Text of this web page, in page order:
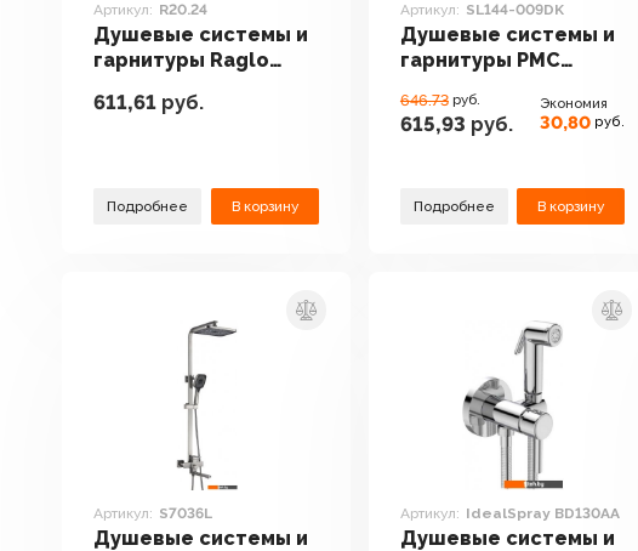
Артикул: R20.24
Душевые системы и
гарнитуры Raglo
611,61 руб.
Подробнее В корзину
Артикул: SL144-009DK
Душевые системы и
гарнитуры РМС
646.73 руб.
615,93 руб.
Экономия
30,80 руб.
Подробнее В корзину
Артикул: S7036L
Душевые системы и
Артикул: IdealSpray BD130AA
Душевые системы и